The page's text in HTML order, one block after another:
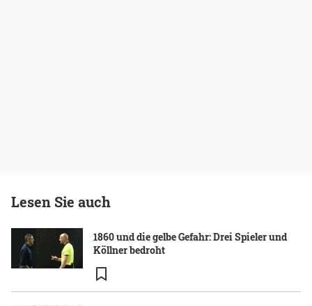
Lesen Sie auch
1860 und die gelbe Gefahr: Drei Spieler und
Köllner bedroht